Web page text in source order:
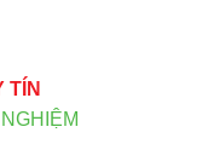
TÍN